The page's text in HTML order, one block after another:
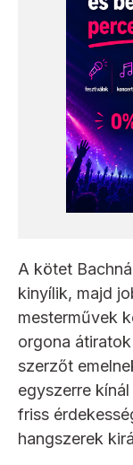
A kötet
kinyílik, majd
mesterművek
orgona
szerzőt
egyszerre
friss
hangszerek